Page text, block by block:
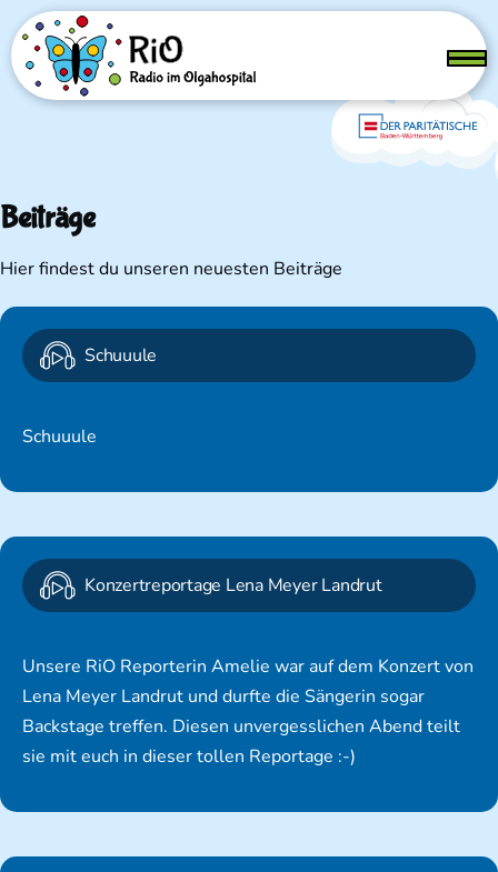
Direkt zum Inhalt
Menü
Beiträge
Hier findest du unseren neuesten Beiträge
Schuuule
Schuuule
Konzertreportage Lena Meyer Landrut
Unsere RiO Reporterin Amelie war auf dem Konzert von
Lena Meyer Landrut und durfte die Sängerin sogar
Backstage treffen. Diesen unvergesslichen Abend teilt
sie mit euch in dieser tollen Reportage :-)